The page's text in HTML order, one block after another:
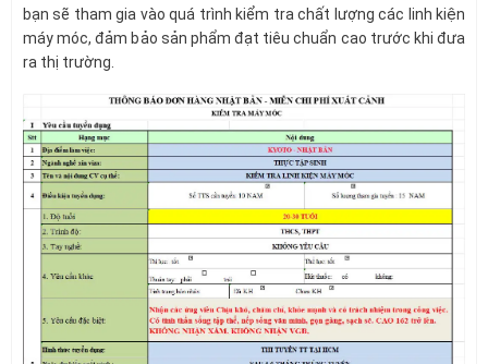
bạn sẽ tham gia vào quá trình kiểm tra chất lượng các linh kiện
máy móc, đảm bảo sản phẩm đạt tiêu chuẩn cao trước khi đưa
ra thị trường.